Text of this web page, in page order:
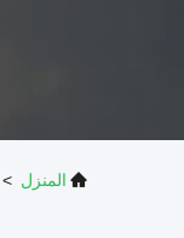
المنزل >